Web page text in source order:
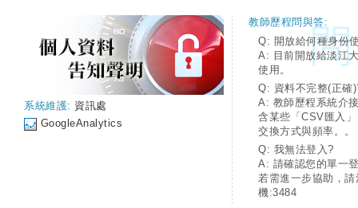
系統維護: 資訊處
GoogleAnalytics
教師歷程問與答:
Q: 開放給何種身份
A: 目前開放給淡江
使用。
Q: 資料不完整(正確
A: 教師歷程系統介
含某些「CSV匯入
交換方式與頻率。。
Q: 我無法登入?
A: 請確認您的單一
若需進一步協助，
機:3484